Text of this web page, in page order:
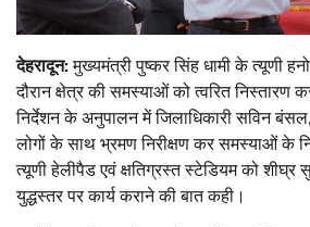
देहरादून:मुख्यमंत्री पुष्कर सिंह धामी के त्यूणी
दौरान क्षेत्र की समस्याओं को त्वरित निस्तारण
निर्देशन के अनुपालन में जिलाधिकारी सविन
लोगों के साथ भ्रमण निरीक्षण कर समस्याओं के
त्यूणी हेलीपैड एवं क्षतिग्रस्त स्टेडियम को शीघ्र
युद्धस्तर पर कार्य कराने की बात कही।